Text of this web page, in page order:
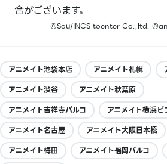
合がございます。
©Sou/INCS toenter Co.,ltd.
アニメイト池袋本店 アニメイト札幌
アニメイト渋谷
アニメイト秋葉原
アニメイト吉祥寺パルコ
アニメイト横浜ビ
アニメイト名古屋
アニメイト大阪日本橋
アニメイト梅田
アニメイト福岡パルコ